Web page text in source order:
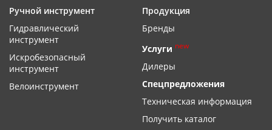
Ручной инструмент
Гидравлический
инструмент
Искробезопасный
инструмент
Велоинструмент
Продукция
Бренды
Услуги new
Дилеры
Спецпредложения
Техническая информация
Получить каталог